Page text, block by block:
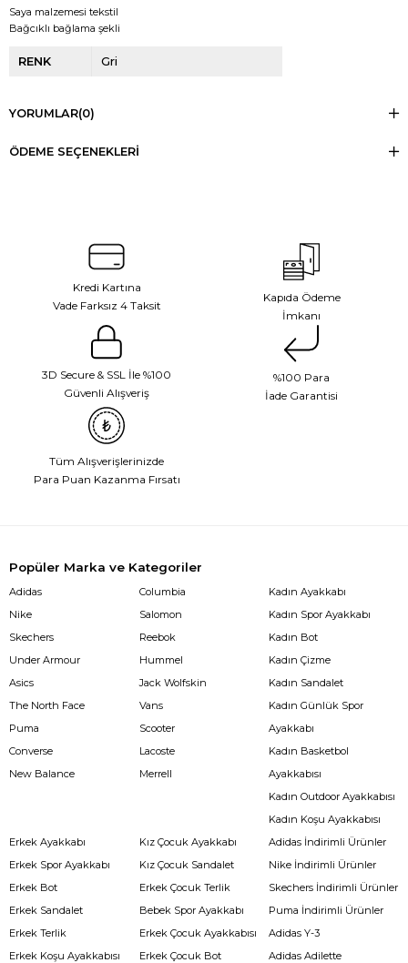
Saya malzemesi tekstil
Bağcıklı bağlama şekli
RENK Gri
YORUMLAR(0)
ÖDEME SEÇENEKLERI
Kredi Kartına
Vade Farksız 4 Taksit
Kapıda Ödeme
İmkanı
3D Secure & SSL İle %100
Güvenli Alışveriş
%100 Para
İade Garantisi
Tüm Alışverişlerinizde
Para Puan Kazanma Fırsatı
Popüler Marka ve Kategoriler
Adidas
Nike
Skechers
Under Armour
Asics
The North Face
Puma
Converse
New Balance
Columbia
Salomon
Reebok
Hummel
Jack Wolfskin
Vans
Scooter
Lacoste
Merrell
Kadın Ayakkabı
Kadın Spor Ayakkabı
Kadın Bot
Kadın Çizme
Kadın Sandalet
Kadın Günlük Spor
Ayakkabı
Kadın Basketbol
Ayakkabısı
Kadın Outdoor Ayakkabısı
Kadın Koşu Ayakkabısı
Erkek Ayakkabı
Erkek Spor Ayakkabı
Erkek Bot
Erkek Sandalet
Erkek Terlik
Erkek Koşu Ayakkabısı
Kız Çocuk Ayakkabı
Kız Çocuk Sandalet
Erkek Çocuk Terlik
Bebek Spor Ayakkabı
Erkek Çocuk Ayakkabısı
Erkek Çocuk Bot
Adidas İndirimli Ürünler
Nike İndirimli Ürünler
Skechers İndirimli Ürünler
Puma İndirimli Ürünler
Adidas Y-3
Adidas Adilette